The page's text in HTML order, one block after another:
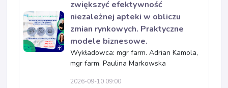
zwiększyć efektywność
niezależnej apteki w obliczu
zmian rynkowych. Praktyczne
modele biznesowe.
Wykładowca: mgr farm. Adrian Kamola,
mgr farm. Paulina Markowska
2026-09-10 09:00